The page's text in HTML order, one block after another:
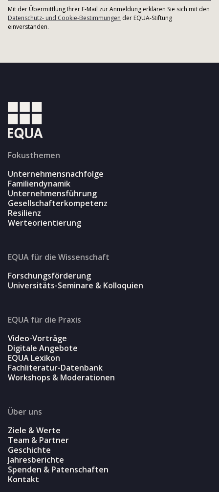
Mit der Übermittlung Ihrer E-Mail zur Anmeldung erklären Sie sich mit den
Datenschutz- und Cookie-Bestimmungen der EQUA-Stiftung
einverstanden.
Fokusthemen
Unternehmensnachfolge
Familiendynamik
Unternehmensführung
Gesellschafterkompetenz
Resilienz
Werteorientierung
EQUA für die Wissenschaft
Forschungsförderung
Universitäts-Seminare & Kolloquien
EQUA für die Praxis
Video-Vorträge
Digitale Angebote
EQUA Lexikon
Fachliteratur-Datenbank
Workshops & Moderationen
Über uns
Ziele & Werte
Team & Partner
Geschichte
Jahresberichte
Spenden & Patenschaften
Kontakt